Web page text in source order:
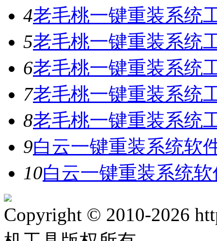
4老毛桃一键重装系统
5老毛桃一键重装系统
6老毛桃一键重装系统
7老毛桃一键重装系统
8老毛桃一键重装系统
9白云一键重装系统软
10白云一键重装系统
Copyright © 2010-2026